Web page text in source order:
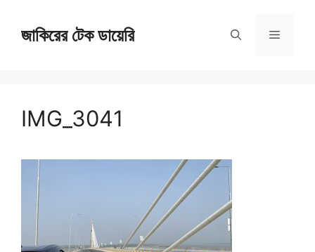
জাকিরের টেক ডায়েরি Menu
IMG_3041